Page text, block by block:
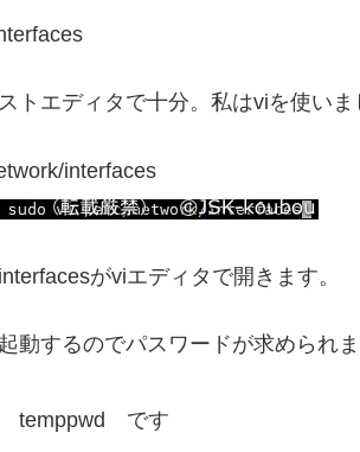
トエディタで十分。私はviを使いま
interfaces
がviエディタで開きます。
動するのでパスワードが求められま
temppwd です